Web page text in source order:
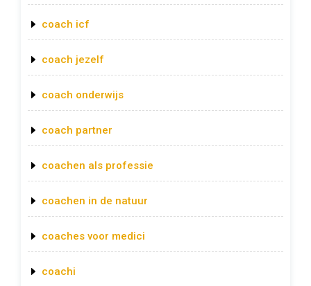
coach icf
coach jezelf
coach onderwijs
coach partner
coachen als professie
coachen in de natuur
coaches voor medici
coachi